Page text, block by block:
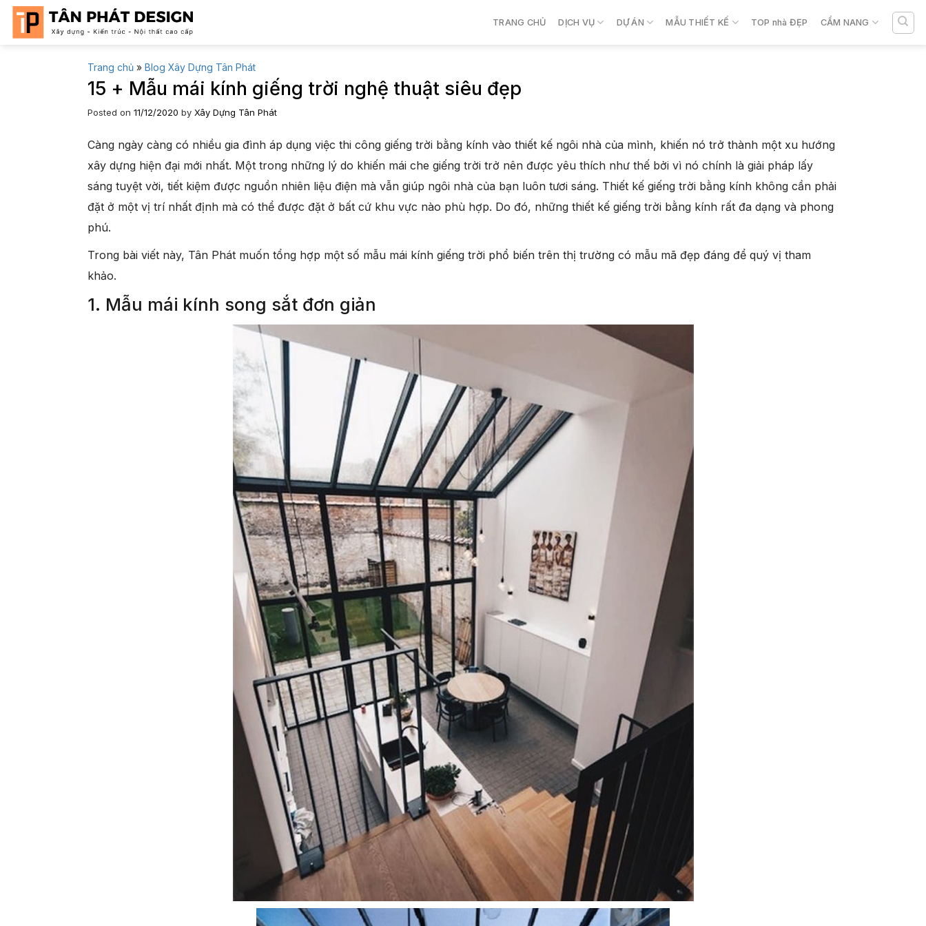
Skip
TRANG CHỦ DỊCH VỤ DỰ ÁN MẪU THIẾT KẾ TOP nhà ĐẸP CẨM NANG
Trang chủ » Blog Xây Dựng Tân Phát
15 + Mẫu mái kính giếng trời nghệ thuật siêu đẹp
Posted on 11/12/2020 by Xây Dựng Tân Phát
Càng ngày càng có nhiều gia đình áp dụng việc thi công giếng trời bằng kính vào thiết kế ngôi nhà của mình, khiến nó trở thành một xu hướng
xây dựng hiện đại mới nhất. Một trong những lý do khiến mái che giếng trời trở nên được yêu thích như thế bởi vì nó chính là giải pháp lấy
sáng tuyệt vời, tiết kiệm được nguồn nhiên liệu điện mà vẫn giúp ngôi nhà của bạn luôn tươi sáng. Thiết kế giếng trời bằng kính không cần phải
đặt ở một vị trí nhất định mà có thể được đặt ở bất cứ khu vực nào phù hợp. Do đó, những thiết kế giếng trời bằng kính rất đa dạng và phong
phú.
Trong bài viết này, Tân Phát muốn tổng hợp một số mẫu mái kính giếng trời phổ biến trên thị trường có mẫu mã đẹp đáng để quý vị tham
khảo.
1. Mẫu mái kính song sắt đơn giản